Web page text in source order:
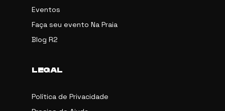
Eventos
Faça seu evento Na Praia
Blog R2
LEGAL
Política de Privacidade